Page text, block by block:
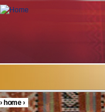
Skip to main content
You are here
›home›